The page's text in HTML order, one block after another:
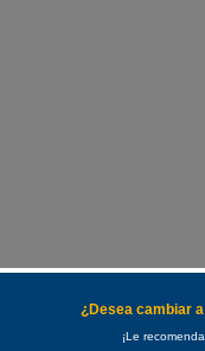
¿Desea cambiar
¡Le